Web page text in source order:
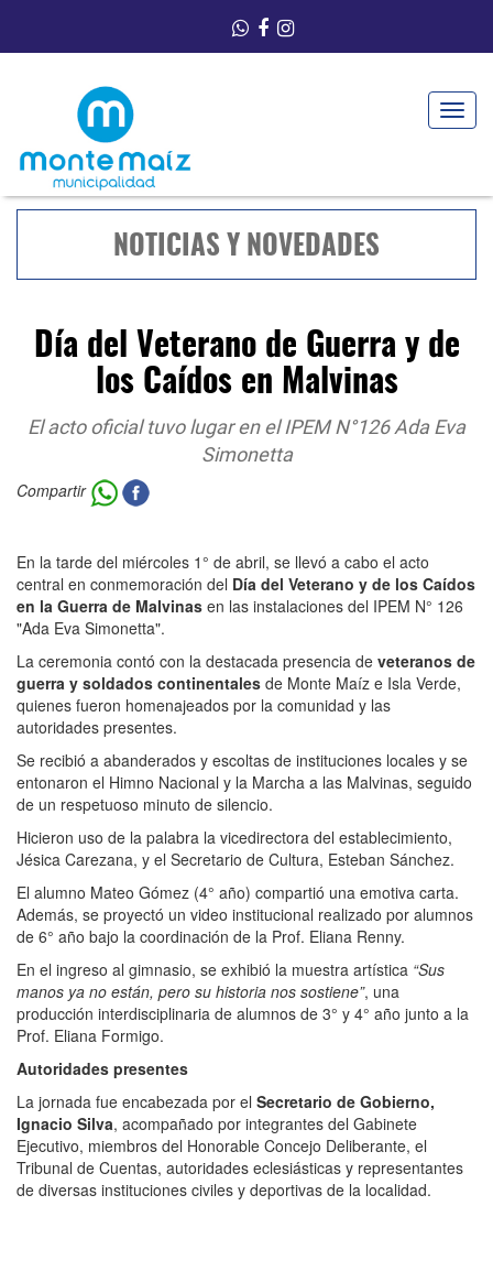
Toggle
NOTICIAS Y NOVEDADES
Día del Veterano de Guerra y de
los Caídos en Malvinas
El acto oficial tuvo lugar en el IPEM N°126 Ada Eva
Simonetta
Compartir
En la tarde del miércoles 1° de abril, se llevó a cabo el acto
central en conmemoración del Día del Veterano y de los Caídos
en la Guerra de Malvinas en las instalaciones del IPEM N° 126
"Ada Eva Simonetta".
La ceremonia contó con la destacada presencia de veteranos de
guerra y soldados continentales de Monte Maíz e Isla Verde,
quienes fueron homenajeados por la comunidad y las
autoridades presentes.
Se recibió a abanderados y escoltas de instituciones locales y se
entonaron el Himno Nacional y la Marcha a las Malvinas, seguido
de un respetuoso minuto de silencio.
Hicieron uso de la palabra la vicedirectora del establecimiento,
Jésica Carezana, y el Secretario de Cultura, Esteban Sánchez.
El alumno Mateo Gómez (4° año) compartió una emotiva carta.
Además, se proyectó un video institucional realizado por alumnos
de 6° año bajo la coordinación de la Prof. Eliana Renny.
En el ingreso al gimnasio, se exhibió la muestra artística “Sus
manos ya no están, pero su historia nos sostiene”, una
producción interdisciplinaria de alumnos de 3° y 4° año junto a la
Prof. Eliana Formigo.
Autoridades presentes
La jornada fue encabezada por el Secretario de Gobierno,
Ignacio Silva, acompañado por integrantes del Gabinete
Ejecutivo, miembros del Honorable Concejo Deliberante, el
Tribunal de Cuentas, autoridades eclesiásticas y representantes
de diversas instituciones civiles y deportivas de la localidad.